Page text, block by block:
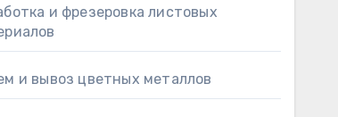
и фрезеровка листовых
и вывоз цветных металлов